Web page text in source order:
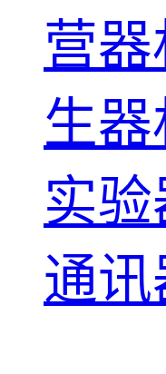
营器
生器
实
通